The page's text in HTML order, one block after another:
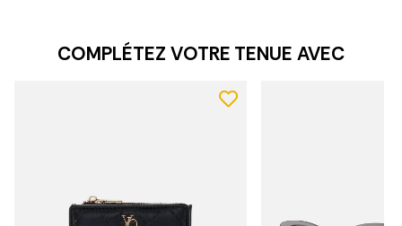
COMPLÉTEZ VOTRE TENUE AVEC